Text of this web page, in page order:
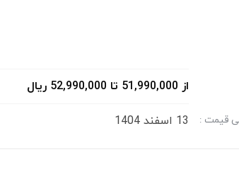
از 51,990,000 تا 52,990,000 ریال
قیمت : 13 اسفند 1404